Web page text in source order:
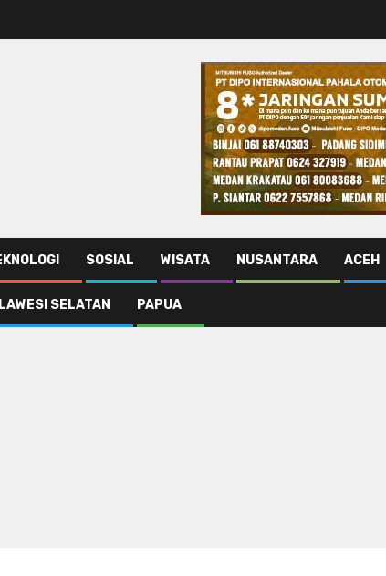
SOSIAL WISATA NUSANTARA ACEH
SELATAN PAPUA